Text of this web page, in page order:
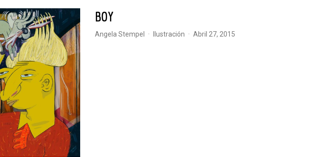
BOY
Angela Stempel · Ilustración · abril 27, 2015